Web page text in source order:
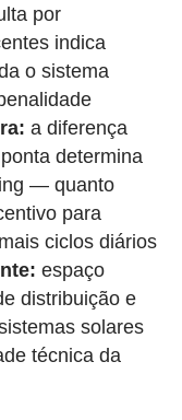
por
indica
o sistema
a diferença
determina
— quanto
para
ciclos diários
espaço
distribuição e
solares
técnica da